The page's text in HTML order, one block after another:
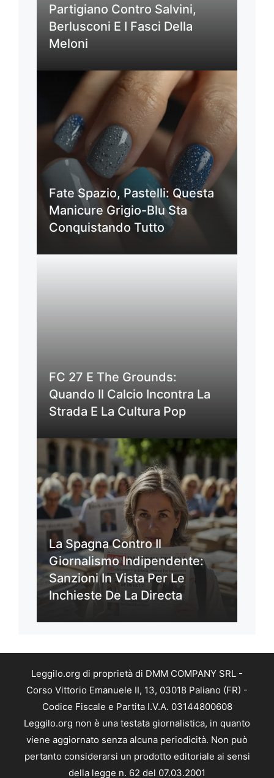
Partigiano Contro Salvini,
Berlusconi E I Fasci Della
Meloni
Fate Spazio, Pastelli: Questa
Manicure Grigio-Blu Sta
Conquistando Tutto
FC 27 E The Grounds:
Quando Il Calcio Incontra La
Strada E La Cultura Pop
La Spagna Contro Il
Giornalismo Indipendente:
Sanzioni In Vista Per Le
Inchieste De La Directa
Leggilo.org di proprietà di DMM COMPANY SRL -
Corso Vittorio Emanuele II, 13, 03018 Paliano (FR) -
Codice Fiscale e Partita I.V.A. 03144800608
Leggilo.org non è una testata giornalistica, in quanto
viene aggiornato senza alcuna periodicità. Non può
pertanto considerarsi un prodotto editoriale ai sensi
della legge n. 62 del 07.03.2001